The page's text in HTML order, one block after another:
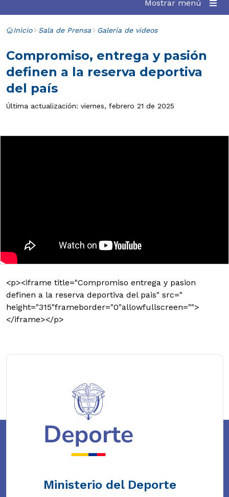
Mostrar menú
Inicio Sala de Prensa Galería de videos
Compromiso, entrega y pasión
definen a la reserva deportiva
del país
Última actualización: viernes, febrero 21 de 2025
<p><iframe title="Compromiso entrega y pasion
definen a la reserva deportiva del pais" src="
height="315"frameborder="0"allowfullscreen="">
</iframe></p>
Ministerio del Deporte